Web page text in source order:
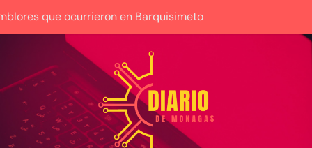
que ocurrieron en Barquisimeto
la Presidencia en medio de una polarización
española que ayudó a buscar sobrevivientes bajo los
de las uñas bonitas’ 42 días después de los terremotos
y la oposición donde indican que informarán al país